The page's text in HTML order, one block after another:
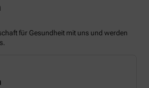
für Gesundheit mit uns und werden